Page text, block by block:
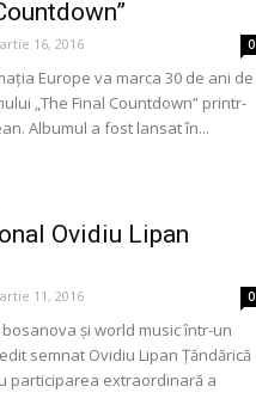
16, 2016 0
Europe va marca 30 de ani de
„The Final Countdown” printr-
Albumul a fost lansat în...
Ovidiu Lipan
11, 2016 0
și world music într-un
semnat Ovidiu Lipan Țăndărică
participarea extraordinară a